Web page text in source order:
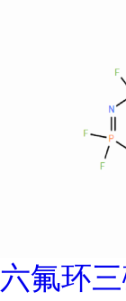
六氟环